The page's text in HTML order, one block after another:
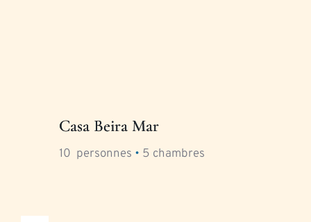
Casa Beira Mar
10
  personnes
• 5 chambres